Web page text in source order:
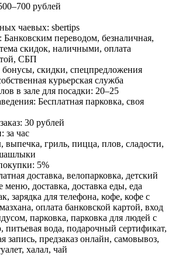
рублей
чаевых: sbertips
переводом, безналичная,
скидок, наличными, оплата
СБП
скидки, спецпредложения
курьерская служба
в зале для посадки: 20–25
Бесплатная парковка, своя
30 рублей
за час
гриль, пицца, плов, сладости,
5%
доставка, велопарковка, детский
меню, доставка, доставка еды, еда
зарядка для телефона, кофе, кофе с
оплата банковской картой, вход
парковка, парковка для людей с
питьевая вода, подарочный сертификат,
запись, предзаказ онлайн, самовывоз,
халал, чай